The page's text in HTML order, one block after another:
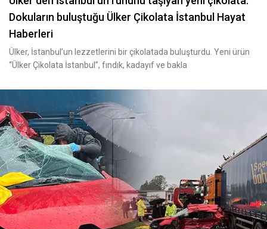
Dokuların buluştuğu Ülker Çikolata İstanbul Hayat
Haberleri
Ülker, İstanbul’un lezzetlerini bir çikolatada buluşturdu. Yeni ürün
“Ülker Çikolata İstanbul”, fındık, kadayıf ve bakla